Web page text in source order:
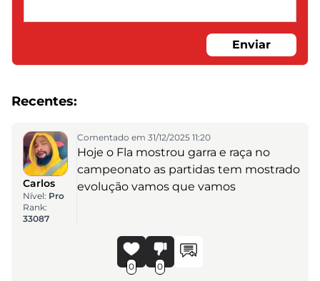
Enviar
Recentes:
Carlos
Nível: Pro
Rank:
33087
Comentado em 31/12/2025 11:20
Hoje o Fla mostrou garra e raça no
campeonato as partidas tem mostrado
evolução vamos que vamos
0 0